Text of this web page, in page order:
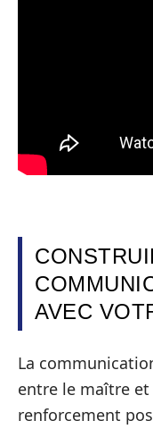
AVEC
La
entre le maître et
renforcement